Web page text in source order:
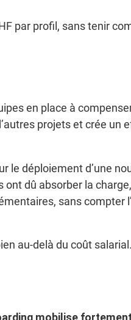
par profil, sans tenir
en place à
projets et crée un
le déploiement d’une
ont dû absorber la
sans compter
au-delà du coût salarial.
mobilise